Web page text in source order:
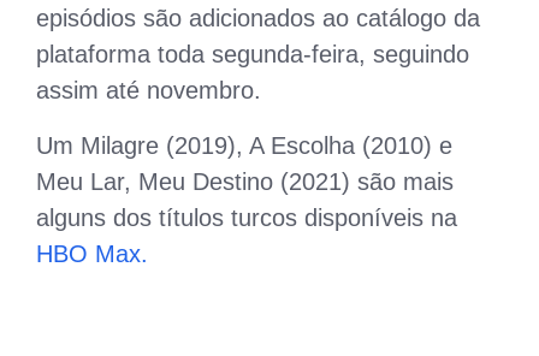
episódios são adicionados ao catálogo da
plataforma toda segunda-feira, seguindo
assim até novembro.
Um Milagre (2019), A Escolha (2010) e
Meu Lar, Meu Destino (2021) são mais
alguns dos títulos turcos disponíveis na
HBO Max.